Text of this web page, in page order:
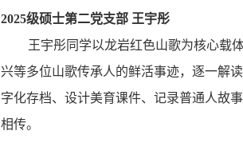
2025级硕士第二党支部 王宇彤
王宇彤同学以龙岩红色山歌为核心载
兴等多位山歌传承人的鲜活事迹，逐一解
字化存档、设计美育课件、记录普通人故
相传。